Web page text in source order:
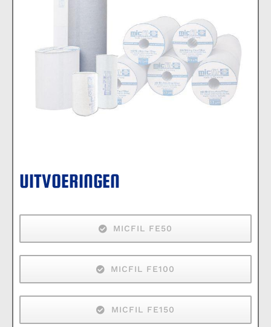
UITVOERINGEN
MICFIL FE50
MICFIL FE100
MICFIL FE150